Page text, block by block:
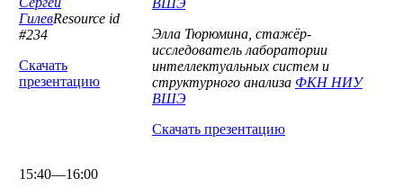
ГилевResource id
#234
Скачать
презентацию
ВШЭ
Элла Тюрюмина, стажёр-
исследователь лаборатории
интеллектуальных систем и
структурного анализа ФКН НИУ
ВШЭ
Скачать презентацию
15:40—16:00